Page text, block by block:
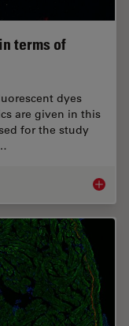
terms of
dyes
are given in this
for the study